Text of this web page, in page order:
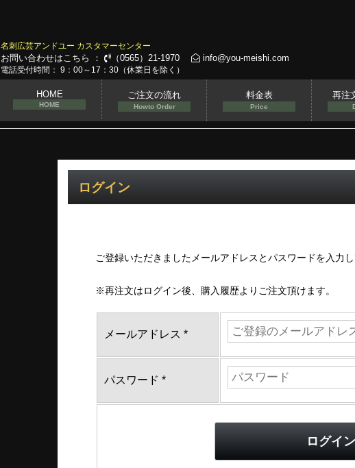
名刺広芸アンドユー カスタマーセンター
お問い合わせはこちら ： （0565）21-1970 info@you-meishi.com
電話受付時間： 9：00～17：30（休業日を除く）
HOME
HOME
ご注文の流れ
Howto Order
料金表
Price
再注
ログイン
ご登録いただきましたメールアドレスとパスワードを入力
※再注文はログイン後、購入履歴よりご注文頂けます。
メールアドレス *
パスワード *
ログ